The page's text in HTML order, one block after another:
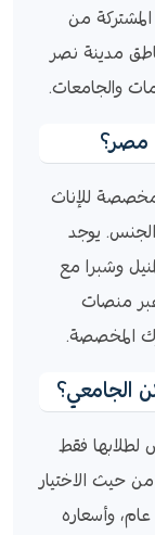
من
مناطق مدينة نصر
والجامعات.
مصر؟
للإناث
يوجد
وشبرا مع
عبر منصات
المخصصة.
الجامعي؟
فقط
حيث الاختيار
وأسعاره